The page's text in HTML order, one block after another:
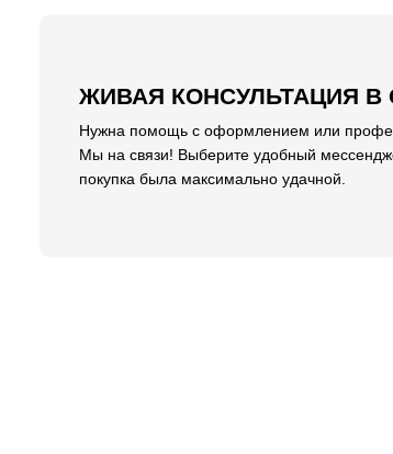
ЖИВАЯ КОНСУЛЬТАЦИЯ В
Нужна помощь с оформлением или
Мы на связи! Выберите удобный
покупка была максимально удачной.